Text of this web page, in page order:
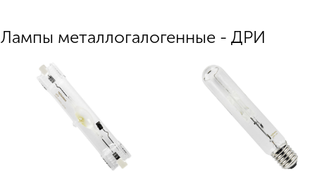
Лампы металлогалогенные - ДРИ